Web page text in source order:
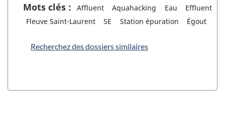
Mots clés : Affluent Aquahacking Eau
Effluent
Fleuve Saint-Laurent
SE Station épuration Égout
Recherchez des dossiers similaires